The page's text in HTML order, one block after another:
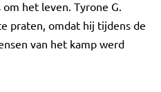
het leven. Tyrone G.
praten, omdat hij tijdens de
van het kamp werd